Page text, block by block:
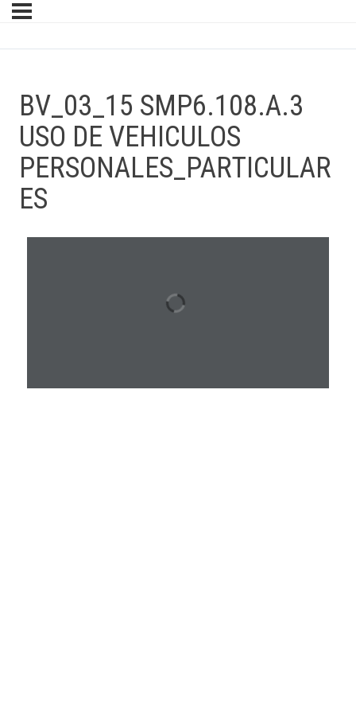
BV_03_15 SMP6.108.A.3
USO DE VEHICULOS
PERSONALES_PARTICULAR
ES